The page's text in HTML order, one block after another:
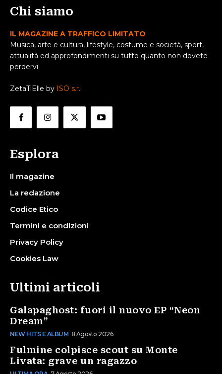
Chi siamo
IL MAGAZINE A TRAFFICO LIMITATO
Musica, arte e cultura, lifestyle, costume e società, sport,
attualità ed approfondimenti su tutto quanto non dovete
perdervi
ZetaTiElle by ISO s.r.l
Esplora
Il magazine
La redazione
Codice Etico
Termini e condizioni
Privacy Policy
Cookies Law
Ultimi articoli
Galapaghost: fuori il nuovo EP “Neon
Dream”
NEW HITS E ALBUM 8 Agosto 2026
Fulmine colpisce scout su Monte
Livata: grave un ragazzo